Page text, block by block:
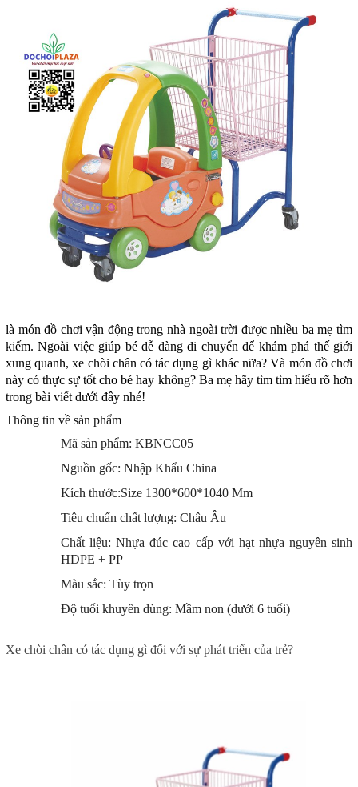
là món đồ chơi vận động trong nhà ngoài trời được nhiều ba mẹ tìm
kiếm. Ngoài việc giúp bé dễ dàng di chuyển để khám phá thế giới
xung quanh, xe chòi chân có tác dụng gì khác nữa? Và món đồ chơi
này có thực sự tốt cho bé hay không? Ba mẹ hãy tìm tìm hiểu rõ hơn
trong bài viết dưới đây nhé!
Thông tin về sản phẩm
Mã sản phẩm: KBNCC05
Nguồn gốc: Nhập Khẩu China
Kích thước:Size 1300*600*1040 Mm
Tiêu chuẩn chất lượng: Châu Âu
Chất liệu: Nhựa đúc cao cấp với hạt nhựa nguyên sinh
HDPE + PP
Màu sắc: Tùy trọn
Độ tuổi khuyên dùng: Mầm non (dưới 6 tuổi)
Xe chòi chân có tác dụng gì đối với sự phát triển của trẻ?